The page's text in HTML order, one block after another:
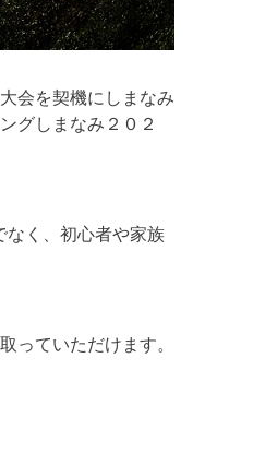
会を契機にしまなみ
グしまなみ２０２
なく、初心者や家族
っていただけます。